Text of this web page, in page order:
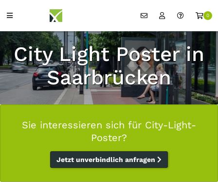
0
City Light Poster in
Saarbrücken
Sie interessieren sich für City-Light-
Poster?
Jetzt unverbindlich anfragen